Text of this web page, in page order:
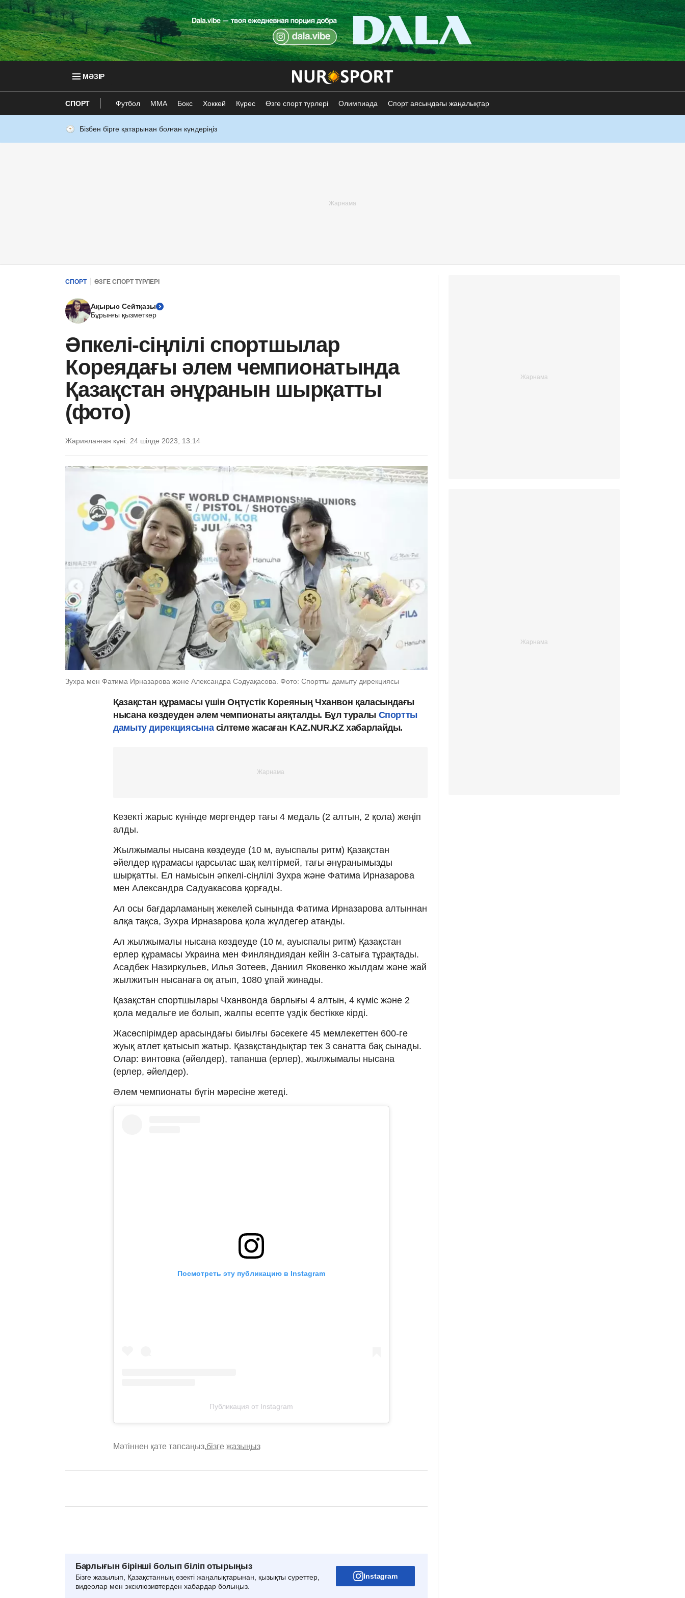
МӘЗІР
СПОРТ Футбол ММА Бокс Хоккей Күрес Өзге спорт түрлері Олимпиада Спорт аясындағы жаңалықтар
Бізбен бірге қатарынан болған күндеріңіз
СПОРТ ӨЗГЕ СПОРТ ТҮРЛЕРІ
Ақырыс Сейтқазы
Бұрынғы қызметкер
Әпкелі-сіңлілі спортшылар
Кореядағы әлем чемпионатында
Қазақстан әнұранын шырқатты
(фото)
Жарияланған күні: 24 шілде 2023, 13:14
Зухра мен Фатима Ирназарова және Александра Сәдуақасова. Фото: Спортты дамыту дирекциясы
Қазақстан құрамасы үшін Оңтүстік Кореяның Чханвон қаласындағы
нысана көздеуден əлем чемпионаты аяқталды. Бұл туралы Спортты
дамыту дирекциясынасілтеме жасаған KAZ.NUR.KZ хабарлайды.
Кезекті жарыс күнінде мергендер тағы 4 медаль (2 алтын, 2 қола) жеңіп
алды.
Жылжымалы нысана көздеуде (10 м, ауыспалы ритм) Қазақстан
әйелдер құрамасы қарсылас шақ келтірмей, тағы əнұранымызды
шырқатты. Ел намысын әпкелі-сіңлілі Зухра және Фатима Ирназарова
мен Александра Садуакасова қорғады.
Ал осы бағдарламаның жекелей сынында Фатима Ирназарова алтыннан
алқа тақса, Зухра Ирназарова қола жүлдегер атанды.
Ал жылжымалы нысана көздеуде (10 м, ауыспалы ритм) Қазақстан
ерлер құрамасы Украина мен Финляндиядан кейін 3-сатыға тұрақтады.
Асадбек Назиркульев, Илья Зотеев, Даниил Яковенко жылдам және жай
жылжитын нысанаға оқ атып, 1080 ұпай жинады.
Қазақстан спортшылары Чханвонда барлығы 4 алтын, 4 күміс жəне 2
қола медальге ие болып, жалпы есепте үздік бестікке кірді.
Жасөспірімдер арасындағы биылғы бəсекеге 45 мемлекеттен 600-ге
жуық атлет қатысып жатыр. Қазақстандықтар тек 3 санатта бақ сынады.
Олар: винтовка (əйелдер), тапанша (ерлер), жылжымалы нысана
(ерлер, əйелдер).
Əлем чемпионаты бүгін мəресіне жетеді.
Посмотреть эту публикацию в Instagram
Публикация от Instagram
Мәтіннен қате тапсаңыз,бізге жазыңыз
Барлығын бірінші болып біліп отырыңыз
Бізге жазылып, Қазақстанның өзекті жаңалықтарынан, қызықты суреттер,
видеолар мен эксклюзивтерден хабардар болыңыз.
Instagram